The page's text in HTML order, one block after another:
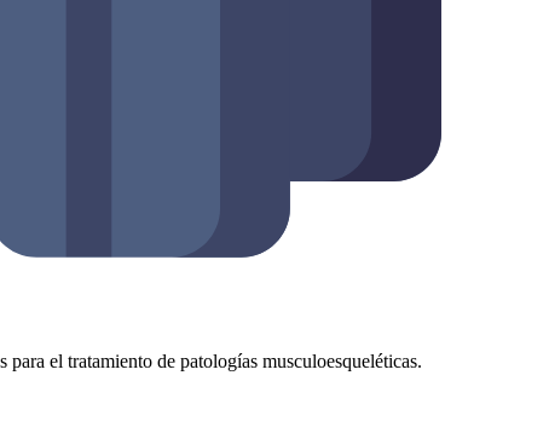
el tratamiento de patologías musculoesqueléticas.